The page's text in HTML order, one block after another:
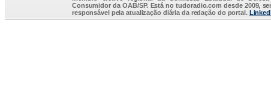
Consumidor da OAB/SP. Está notudoradio.com desde 2009,
responsável pela atualização diária da redação do portal.